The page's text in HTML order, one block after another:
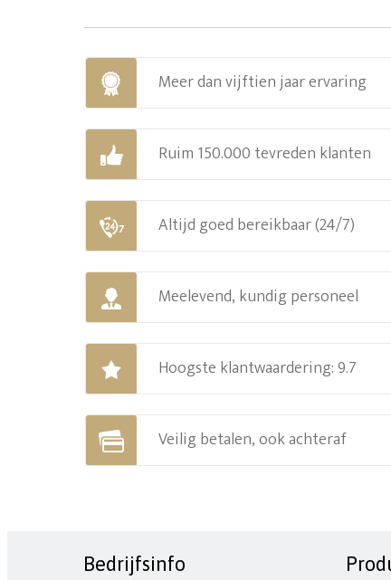
Meer dan vijftien jaar ervaring
Ruim 150.000 tevreden klanten
Altijd goed bereikbaar (24/7)
Meelevend, kundig personeel
Hoogste klantwaardering: 9.7
Veilig betalen, ook achteraf
Bedrijfsinfo